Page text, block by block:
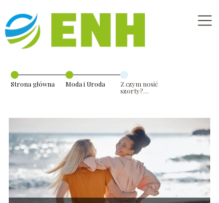
Strona główna Moda i Uroda
Z czym nosić
szorty?